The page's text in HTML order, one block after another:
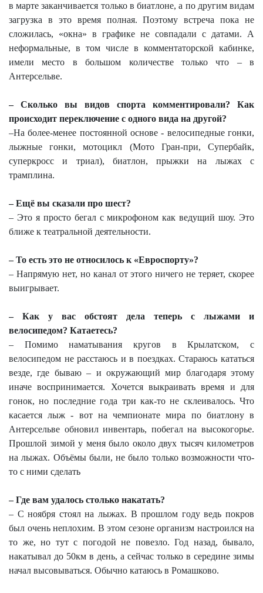
в марте заканчивается только в биатлоне, а по другим видам
загрузка в это время полная. Поэтому встреча пока не
сложилась, «окна» в графике не совпадали с датами. А
неформальные, в том числе в комментаторской кабинке,
имели место в большом количестве только что – в
Антерсельве.
– Сколько вы видов спорта комментировали? Как
происходит переключение с одного вида на другой?
–На более-менее постоянной основе - велосипедные гонки,
лыжные гонки, мотоцикл (Мото Гран-при, Супербайк,
суперкросс и триал), биатлон, прыжки на лыжах с
трамплина.
– Ещё вы сказали про шест?
– Это я просто бегал с микрофоном как ведущий шоу. Это
ближе к театральной деятельности.
– То есть это не относилось к «Евроспорту»?
– Напрямую нет, но канал от этого ничего не теряет, скорее
выигрывает.
– Как у вас обстоят дела теперь с лыжами и
велосипедом? Катаетесь?
– Помимо наматывания кругов в Крылатском, с
велосипедом не расстаюсь и в поездках. Стараюсь кататься
везде, где бываю – и окружающий мир благодаря этому
иначе воспринимается. Хочется выкраивать время и для
гонок, но последние года три как-то не склеивалось. Что
касается лыж - вот на чемпионате мира по биатлону в
Антерсельве обновил инвентарь, побегал на высокогорье.
Прошлой зимой у меня было около двух тысяч километров
на лыжах. Объёмы были, не было только возможности что-
то с ними сделать
– Где вам удалось столько накатать?
– С ноября стоял на лыжах. В прошлом году ведь покров
был очень неплохим. В этом сезоне организм настроился на
то же, но тут с погодой не повезло. Год назад, бывало,
накатывал до 50км в день, а сейчас только в середине зимы
начал высовываться. Обычно катаюсь в Ромашково.